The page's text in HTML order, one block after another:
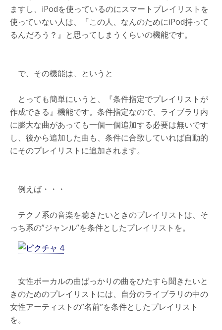
ますし、iPodを使っているのにスマートプレイリストを
使っていない人は、『この人、なんのためにiPod持って
るんだろう？』と思ってしまうくらいの機能です。
で、その機能は、というと
とっても簡単にいうと、『条件指定でプレイリストが
作成できる』機能です。条件指定なので、ライブラリ内
に膨大な曲があっても一個一個追加する必要は無いです
し、後から追加した曲も、条件に合致していれば自動的
にそのプレイリストに追加されます。
例えば・・・
テクノ系の音楽を聴きたいときのプレイリストは、そ
っち系の”ジャンル”を条件としたプレイリストを。
女性ボーカルの曲ばっかりの曲をひたすら聞きたいと
きのためのプレイリストには、自分のライブラリの中の
女性アーティストの”名前”を条件としたプレイリスト
を。